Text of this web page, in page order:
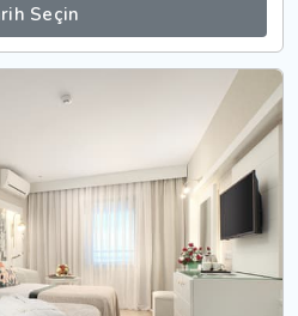
Seçin